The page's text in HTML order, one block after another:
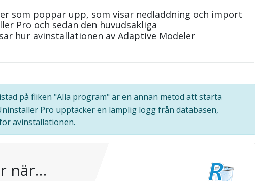
som poppar upp, som visar nedladdning och import
Pro och sedan den huvudsakliga
hur avinstallationen av Adaptive Modeler
på fliken "Alla program" är en annan metod att starta
Pro upptäcker en lämplig logg från databasen,
avinstallationen.
när…